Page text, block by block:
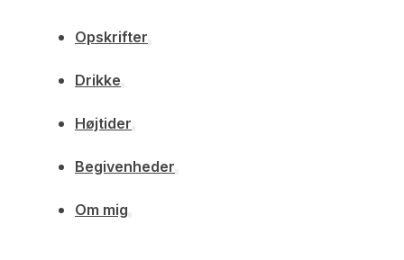
Opskrifter
Drikke
Højtider
Begivenheder
Om mig